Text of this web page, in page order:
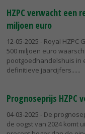
HZPC verwacht een
miljoen euro
12-05-2025 - Royal HZPC
500 miljoen euro
pootgoedhandelshuis in
definitieve jaarcijfers...
Prognoseprijs HZPC
04-03-2025 - De
de oogst van 2024 komt